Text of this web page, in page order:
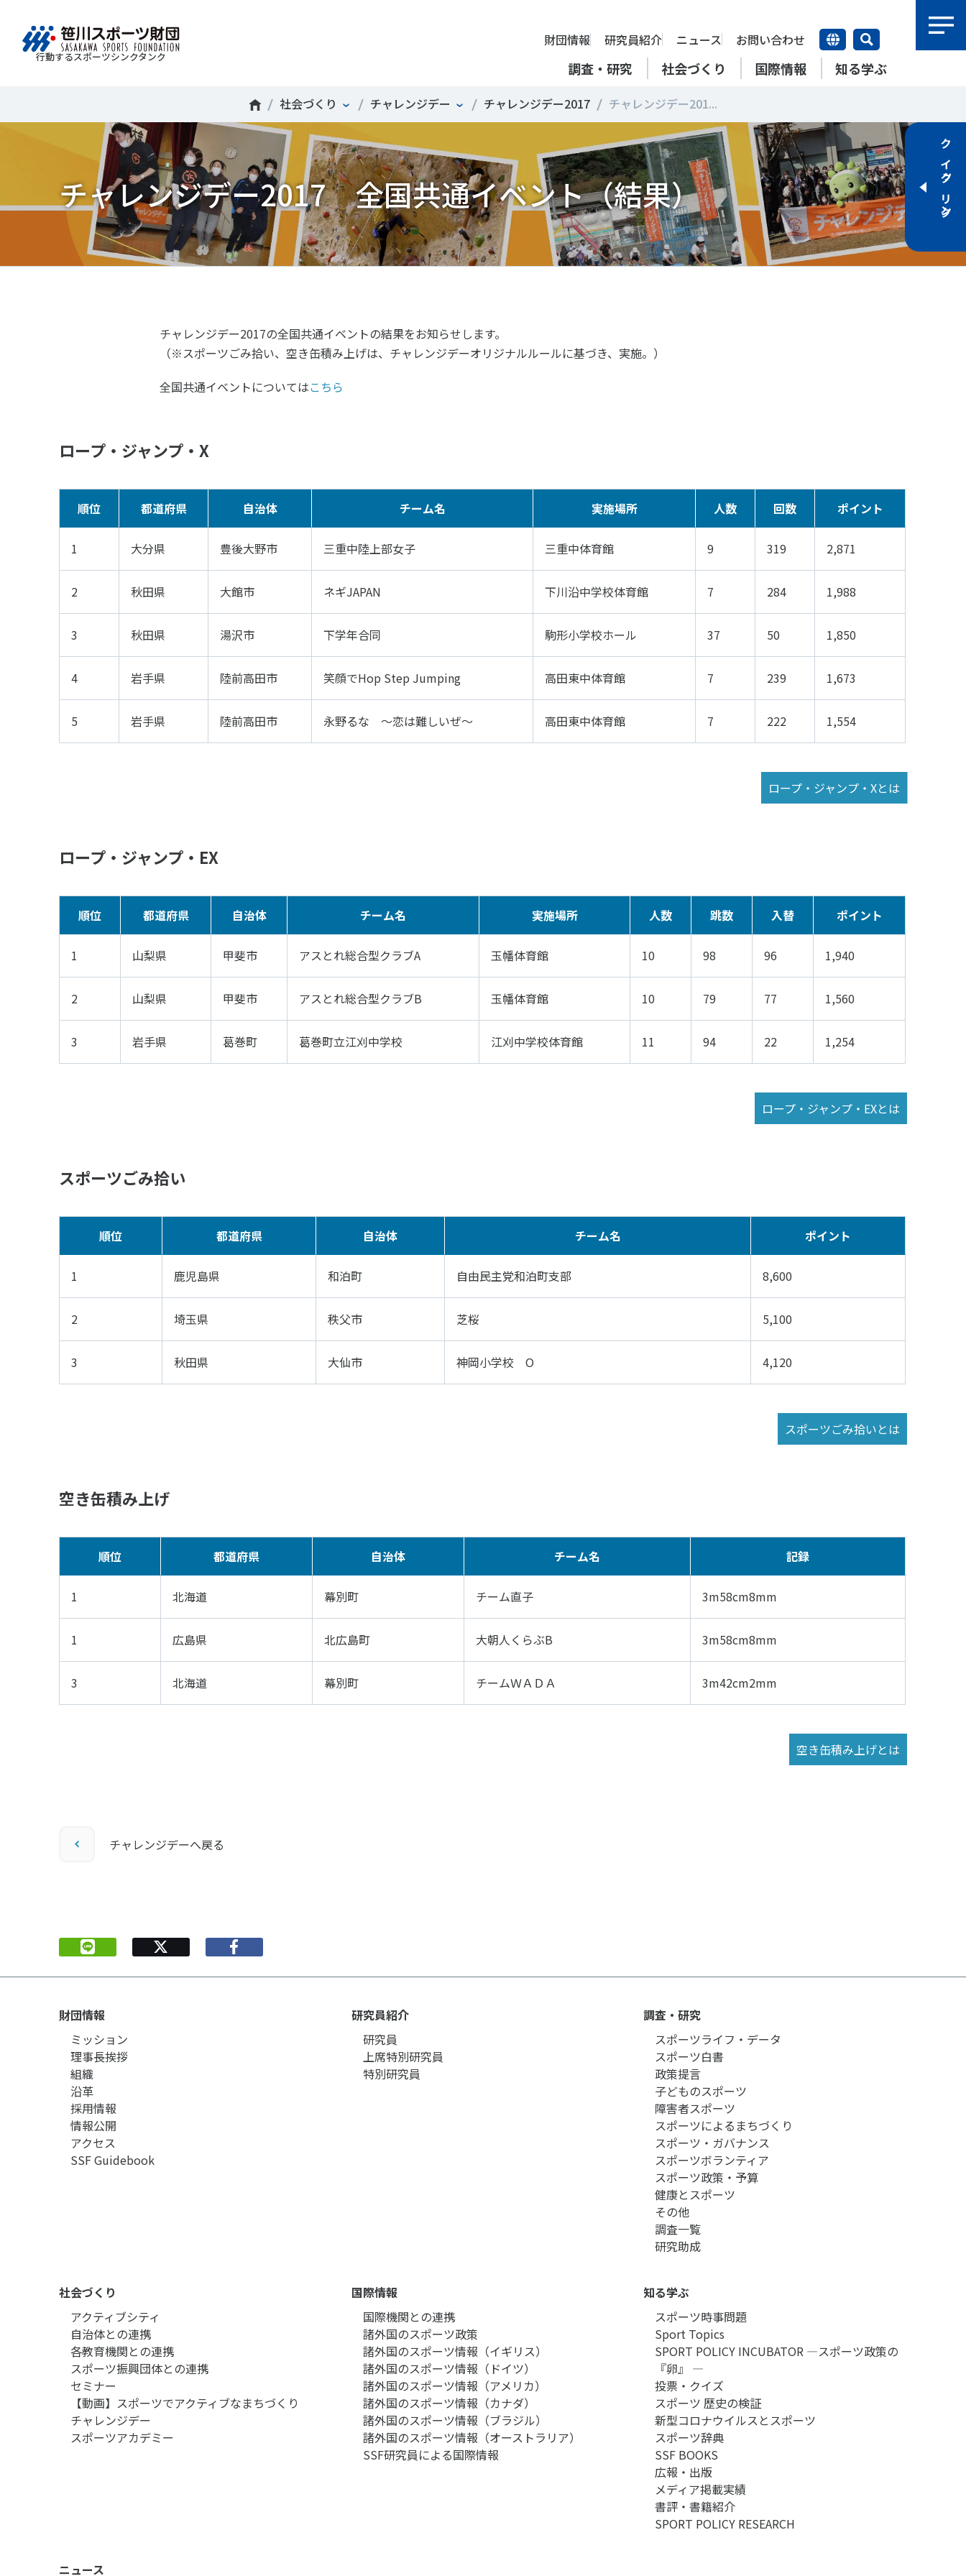
行動するスポーツシンクタンク
調査・研究 社会づくり 国際情報 知る学ぶ
財団情報 研究員紹介 ニュース お問い合わせ
財団情報
ミッション
理事長挨拶
組織
沿革
採用情報
情報公開
アクセス
SSF Guidebook
研究員紹介
研究員
上席特別研究員
特別研究員
セミナー
【動画】スポーツでアクティブなまちづくり
チャレンジデー
スポーツアカデミー
諸外国のスポーツ情報（アメリカ）
諸外国のスポーツ情報（カナダ）
諸外国のスポーツ情報（ブラジル）
諸外国のスポーツ情報（オーストラリア
ニュース
会員登録
個人情報保護方針
＃誰が子どものスポーツをささえるのか ＃部活動 ＃アクティブなまちづくり ＃日本人の身体活動と健康寿命 ＃障害者スポーツ ＃スポーツ基本計画
＃競技人口 ＃高齢者スポーツ ＃差別とダイバーシティ
スポーツ白書
スポーツによるまちづくり スポーツ・ガバナンス
スポーツ政策・予算 健康とスポーツ
社会づくり
自治体との連携
各教育機関との連携
スポーツ振興団体との連携
【動画】スポーツでアクティブ
なまちづくり
SPORT POLICY INCUBATOR ―
スポーツ政策の『卵』 ―
Sport Topics
スポーツ 歴史の検証
スポーツ辞典
SSF BOOKS
Mission＆Visionの達成に向けさまざまな
研究調査活動を行います。客観的な分
析・研究に基づく実現性のある政策提言
につなげています。
スポーツライフ・データ
スポーツ白書
政策提言
子どものスポーツ
障害者スポーツ
スポーツによるまちづくり
スポーツ・ガバナンス
スポーツボランティア
スポーツ政策・予算
健康とスポーツ
その他
調査一覧
【動画】スポーツでアクティブ
なまちづくり
新たな地域スポーツプラットフォーム
RSMO 地域スポーツ運営組織
運動部活動の実態と地域展開・
地域移行
自治体・スポーツ組織・企業・教育機関等と連携し、スポー
ツ推進計画の策定やスポーツ振興、地域課題の解決につなが
る取り組みを共同で実践しています。
アクティブシティ
自治体との連携
各教育機関との連携
スポーツ振興団体との連携
セミナー
【動画】スポーツでアクティブなまちづくり
チャレンジデー30年の取り組み
アクティブチャレンジ
スポーツ・ライフデータ
運動部活動の実態と地域展開・
地域移行
「スポーツ・フォー・オール」の理念を共有する国際機関や
日本国外の組織との連携、国際会議での研究成果の発表など
を行います。また、諸外国のスポーツ政策の比較、研究、情
報収集に積極的に取り組んでいます。
国際機関との連携
諸外国のスポーツ政策
諸外国のスポーツ事情
SSF研究員による国際情報コラム
SSFの英語版WEBサイト
SSFとできること
自治体／行政機関の方へ
SSFとできること
研究機関／競技団体の方へ
日本のスポーツ政策についての論考、部
活動やこどもの運動実施率などのスポー
ツ界の諸問題に関するコラム、スポーツ
史に残る貴重な証言など、様々な読み物
コンテンツを作成し、スポーツの果たす
べき役割を考察しています。
運動部活動の実態と地域展開・地域
移行
スポーツ時事問題
SPORT TOPICS
障害者のスポーツの日常化
誰もがささえやすい子どものスポー
ツの環境づくり
スポーツ辞典
スポーツ 歴史の検証
SPORT POLICY INCUBATOR―スポ
ーツ政策の『卵』―
SSF BOOKS
広報・出版
投票・クイズ
新型コロナウイルスとスポーツ
SSFとできること
自治体／行政機関の方へ
SSFとできること
研究機関／競技団体の方へ
SSFとできること
学生／大学生の方へ
クイックリンク
社会づくり チャレンジデー チャレンジデー2017 チャレンジデー201...
チャレンジデー2017 全国共通イベント（結果）
チャレンジデー2017の全国共通イベントの結果をお知らせします。
（※スポーツごみ拾い、空き缶積み上げは、チャレンジデーオリジナルルールに基づき、実施。）
全国共通イベントについてはこちら
ロープ・ジャンプ・X
順位 都道府県 自治体 チーム名 実施場所 人数 回数 ポイント
1 大分県 豊後大野市 三重中陸上部女子 三重中体育館 9 319 2,871
2 秋田県 大館市 ネギJAPAN 下川沿中学校体育館 7 284 1,988
3 秋田県 湯沢市 下学年合同 駒形小学校ホール 37 50 1,850
4 岩手県 陸前高田市 笑顔でHop Step Jumping 高田東中体育館 7 239 1,673
5 岩手県 陸前高田市 永野るな ～恋は難しいぜ～ 高田東中体育館 7 222 1,554
ロープ・ジャンプ・Xとは
ロープ・ジャンプ・EX
順位 都道府県 自治体 チーム名 実施場所 人数 跳数 入替 ポイント
1 山梨県 甲斐市 アスとれ総合型クラブA 玉幡体育館 10 98 96 1,940
2 山梨県 甲斐市 アスとれ総合型クラブB 玉幡体育館 10 79 77 1,560
3 岩手県 葛巻町 葛巻町立江刈中学校 江刈中学校体育館 11 94 22 1,254
ロープ・ジャンプ・EXとは
スポーツごみ拾い
順位 都道府県 自治体 チーム名 ポイント
1 鹿児島県 和泊町 自由民主党和泊町支部 8,600
2 埼玉県 秩父市 芝桜 5,100
3 秋田県 大仙市 神岡小学校 O 4,120
スポーツごみ拾いとは
空き缶積み上げ
順位 都道府県 自治体 チーム名 記録
1 北海道 幕別町 チーム直子 3m58cm8mm
1 広島県 北広島町 大朝人くらぶB 3m58cm8mm
3 北海道 幕別町 チームＷＡＤＡ 3m42cm2mm
空き缶積み上げとは
チャレンジデーへ戻る
財団情報
ミッション
理事長挨拶
組織
沿革
採用情報
情報公開
アクセス
SSF Guidebook
研究員紹介
研究員
上席特別研究員
特別研究員
調査・研究
スポーツライフ・データ
スポーツ白書
政策提言
子どものスポーツ
障害者スポーツ
スポーツによるまちづくり
スポーツ・ガバナンス
スポーツボランティア
スポーツ政策・予算
健康とスポーツ
その他
調査一覧
研究助成
社会づくり
アクティブシティ
自治体との連携
各教育機関との連携
スポーツ振興団体との連携
セミナー
【動画】スポーツでアクティブなまちづくり
チャレンジデー
スポーツアカデミー
国際情報
国際機関との連携
諸外国のスポーツ政策
諸外国のスポーツ情報（イギリス）
諸外国のスポーツ情報（ドイツ）
諸外国のスポーツ情報（アメリカ）
諸外国のスポーツ情報（カナダ）
諸外国のスポーツ情報（ブラジル）
諸外国のスポーツ情報（オーストラリア）
SSF研究員による国際情報
知る学ぶ
スポーツ時事問題
Sport Topics
SPORT POLICY INCUBATOR ―スポーツ政策の
『卵』 ―
投票・クイズ
スポーツ 歴史の検証
新型コロナウイルスとスポーツ
スポーツ辞典
SSF BOOKS
広報・出版
メディア掲載実績
書評・書籍紹介
SPORT POLICY RESEARCH
ニュース